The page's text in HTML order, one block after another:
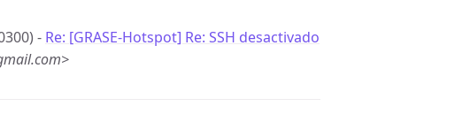
- Re: [GRASE-Hotspot] Re: SSH desactivado